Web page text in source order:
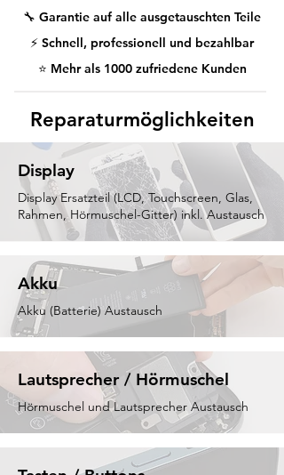
🔧 Garantie auf alle ausgetauschten Teile
⚡ Schnell, professionell und bezahlbar
⭐ Mehr als 1000 zufriedene Kunden
Reparaturmöglichkeiten
Display
Display Ersatzteil (LCD, Touchscreen, Glas,
Rahmen, Hörmuschel-Gitter) inkl. Austausch
Akku
Akku (Batterie) Austausch
Lautsprecher / Hörmuschel
Hörmuschel und Lautsprecher Austausch